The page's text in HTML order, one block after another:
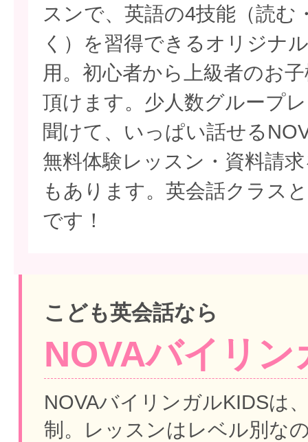
スンで、英語の4技能（読む
く）を習得できるオリジナ
用。初心者から上級者のお
頂けます。少人数グループ
聞けて、いっぱい話せる
無料体験レッスン・資料請
もあります。英会話クラス
です！
こども英会話なら
NOVAバイリン
NOVAバイリンガルKIDSは
制。
レッスンはレベル別な